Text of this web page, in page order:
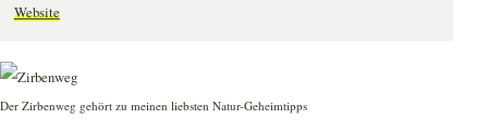
Website
Der Zirbenweg gehört zu meinen liebsten Natur-Geheimtipps